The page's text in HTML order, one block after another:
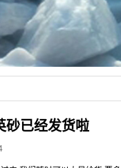
砂已经发货啦